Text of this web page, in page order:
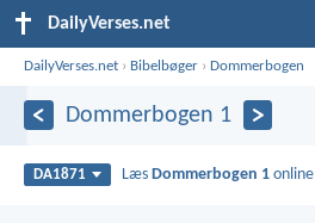
DailyVerses.net
DailyVerses.net › Bibelbøger ›Dommerbogen
Dommerbogen 1
DA1871 Læs Dommerbogen 1 online